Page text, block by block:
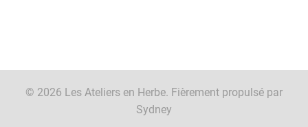
© 2026 Les Ateliers en Herbe. Fièrement propulsé par
Sydney